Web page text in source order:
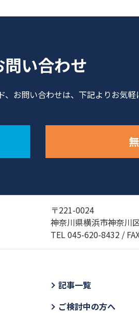
問い合わせ
お問い合わせは、下記よりお気軽
〒221-0024
神奈川県横浜市神奈
TEL045-620-8432 /
記事一覧
ご検討中の方へ